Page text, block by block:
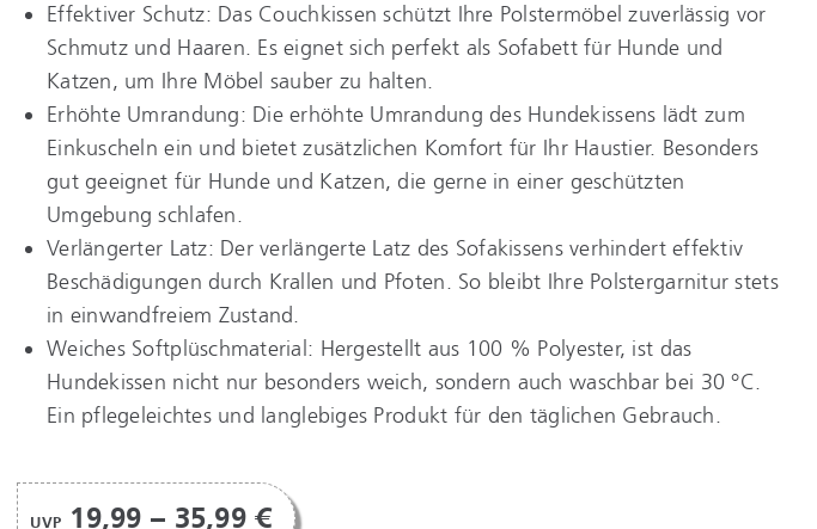
Effektiver Schutz: Das Couchkissen schützt Ihre Polstermöbel zuverlässig vor
Schmutz und Haaren. Es eignet sich perfekt als Sofabett für Hunde und
Katzen, um Ihre Möbel sauber zu halten.
Erhöhte Umrandung: Die erhöhte Umrandung des Hundekissens lädt zum
Einkuscheln ein und bietet zusätzlichen Komfort für Ihr Haustier. Besonders
gut geeignet für Hunde und Katzen, die gerne in einer geschützten
Umgebung schlafen.
Verlängerter Latz: Der verlängerte Latz des Sofakissens verhindert effektiv
Beschädigungen durch Krallen und Pfoten. So bleibt Ihre Polstergarnitur stets
in einwandfreiem Zustand.
Weiches Softplüschmaterial: Hergestellt aus 100 % Polyester, ist das
Hundekissen nicht nur besonders weich, sondern auch waschbar bei 30 °C.
Ein pflegeleichtes und langlebiges Produkt für den täglichen Gebrauch.
UVP 19,99 – 35,99 €